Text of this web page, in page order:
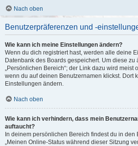
Nach oben
Benutzerpräferenzen und -
Wie kann ich meine Einstellungen ändern?
Wenn du dich registriert hast, werden alle deine
Datenbank des Boards gespeichert. Um diese zu
„Persönlichen Bereich“; der Link dazu wird meist
wenn du auf deinen Benutzernamen klickst. Dort
Einstellungen ändern.
Nach oben
Wie kann ich verhindern, dass mein
auftaucht?
In deinem persönlichen Bereich findest du in
„Meinen Online-Status während dieser Sitzung